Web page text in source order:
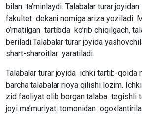
bilan ta’minlaydi. Talabalar turar
fakultet dekani nomiga ariza yoziladi.
o’rnatilgan tartibda ko’rib chiqilgach,
beriladi.Talabalar turar joyida
shart-sharoitlar yaratiladi.
Talabalar turar joyida ichki tartib-qoida
barcha talabalar rioya qilishi lozim.
zid faoliyat olib borgan talaba tegishli
joyi ma’muriyati tomonidan